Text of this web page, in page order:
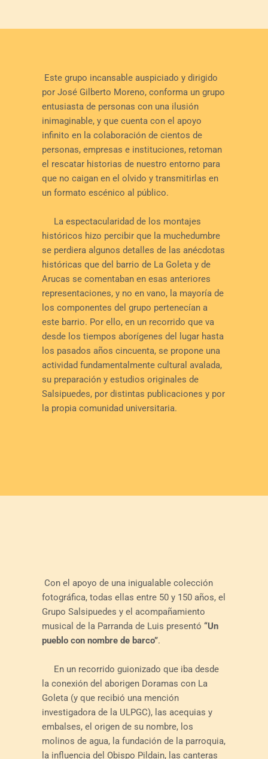
Este grupo incansable auspiciado y dirigido
por José Gilberto Moreno, conforma un grupo
entusiasta de personas con una ilusión
inimaginable, y que cuenta con el apoyo
infinito en la colaboración de cientos de
personas, empresas e instituciones, retoman
el rescatar historias de nuestro entorno para
que no caigan en el olvido y transmitirlas en
un formato escénico al público.
La espectacularidad de los montajes
históricos hizo percibir que la muchedumbre
se perdiera algunos detalles de las anécdotas
históricas que del barrio de La Goleta y de
Arucas se comentaban en esas anteriores
representaciones, y no en vano, la mayoría de
los componentes del grupo pertenecían a
este barrio. Por ello, en un recorrido que va
desde los tiempos aborígenes del lugar hasta
los pasados años cincuenta, se propone una
actividad fundamentalmente cultural avalada,
su preparación y estudios originales de
Salsipuedes, por distintas publicaciones y por
la propia comunidad universitaria.
Con el apoyo de una inigualable colección
fotográfica, todas ellas entre 50 y 150 años, el
Grupo Salsipuedes y el acompañamiento
musical de la Parranda de Luis presentó “Un
pueblo con nombre de barco”.
En un recorrido guionizado que iba desde
la conexión del aborigen Doramas con La
Goleta (y que recibió una mención
investigadora de la ULPGC), las acequias y
embalses, el origen de su nombre, los
molinos de agua, la fundación de la parroquia,
la influencia del Obispo Pildain, las canteras